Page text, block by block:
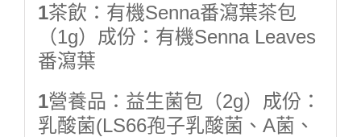
1茶飲：有機Senna番瀉葉茶包
（1g）成份：有機Senna Leaves
番瀉葉
1營養品：益生菌包（2g）成份：
乳酸菌(LS66孢子乳酸菌、A菌、